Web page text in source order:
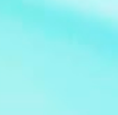
Original: I Dream of